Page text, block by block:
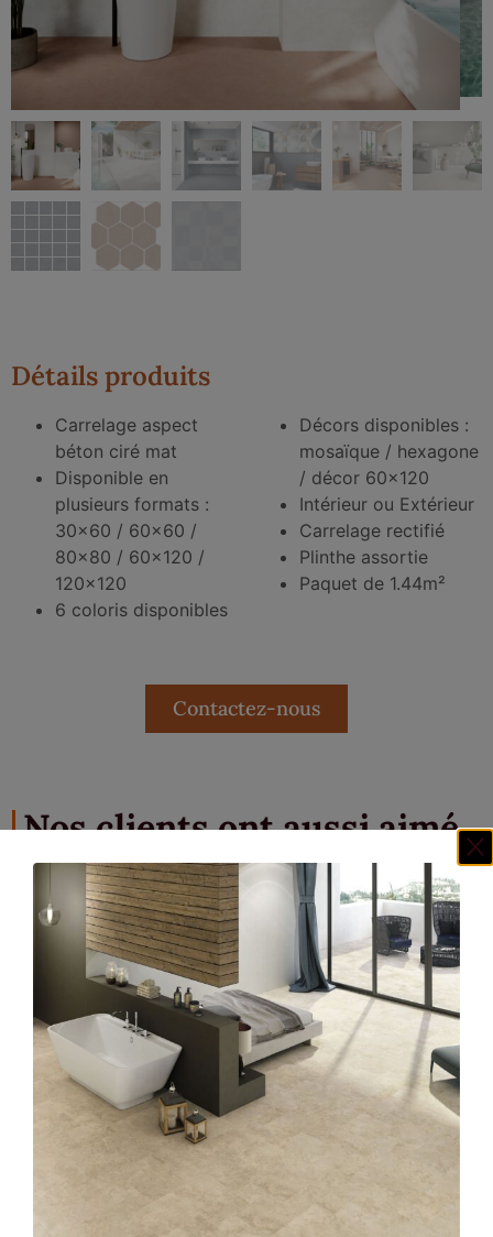
Détails produits
Carrelage aspect
béton ciré mat
Disponible en
plusieurs formats :
30×60 / 60×60 /
80×80 / 60×120 /
120×120
6 coloris disponibles
Décors disponibles :
mosaïque / hexagone
/ décor 60×120
Intérieur ou Extérieur
Carrelage rectifié
Plinthe assortie
Paquet de 1.44m²
Contactez-nous
Nos clients ont aussi aimé...